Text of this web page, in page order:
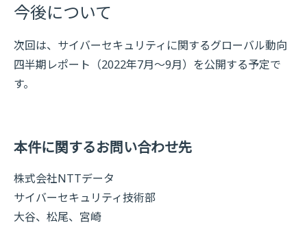
今後について
次回は、サイバーセキュリティに関するグローバル動向
四半期レポート（2022年7月～9月）を公開する予定で
す。
本件に関するお問い合わせ先
株式会社NTTデータ
サイバーセキュリティ技術部
大谷、松尾、宮崎